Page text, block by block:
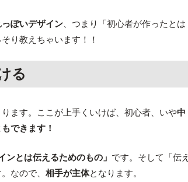
っぽいデザイン 、つまり「初心者が作ったとは
り教えちゃいます！！
る
ます。ここが上手くいけば、初心者、いや中
できます！
ンとは伝えるためのもの」 です。そして「伝え
なので、相手が主体となります。